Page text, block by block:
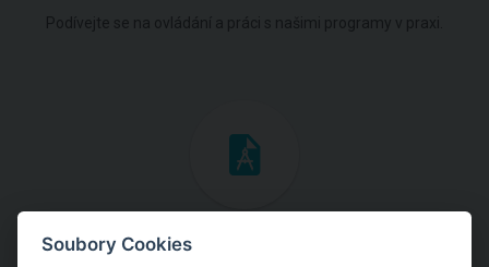
Podívejte se na ovládání a práci s našimi programy v praxi.
Inženýrské manuály
Soubory Cookies